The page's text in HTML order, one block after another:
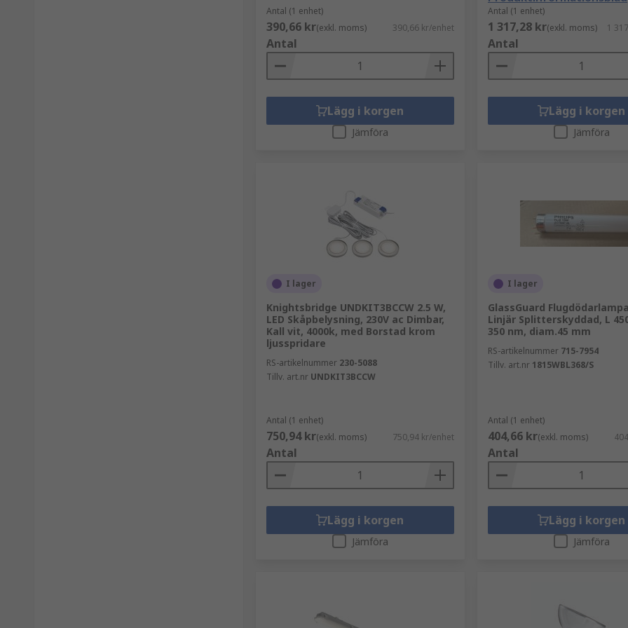
Antal (1 enhet)
390,66 kr(exkl. moms) 390,66 kr/enhet
Antal
Lägg i korgen
Jämföra
Antal (1 enhet)
1 317,28 kr(exkl. moms) 1
Antal
Lägg i korgen
Jämföra
I lager
Knightsbridge UNDKIT3BCCW 2.5 W,
LED Skåpbelysning, 230V ac Dimbar,
Kall vit, 4000k, med Borstad krom
ljusspridare
RS-artikelnummer 230-5088
Tillv. art.nr UNDKIT3BCCW
Antal (1 enhet)
750,94 kr(exkl. moms) 750,94 kr/enhet
Antal
Lägg i korgen
Jämföra
I lager
GlassGuard Flugdödarlampa
Linjär Splitterskyddad, L
350 nm, diam.45 mm
RS-artikelnummer 715-7954
Tillv. art.nr 1815WBL368/S
Antal (1 enhet)
404,66 kr(exkl. moms)
Antal
Lägg i korgen
Jämföra